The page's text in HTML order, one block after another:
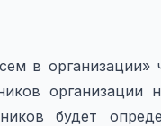
в организации»
организации
будет